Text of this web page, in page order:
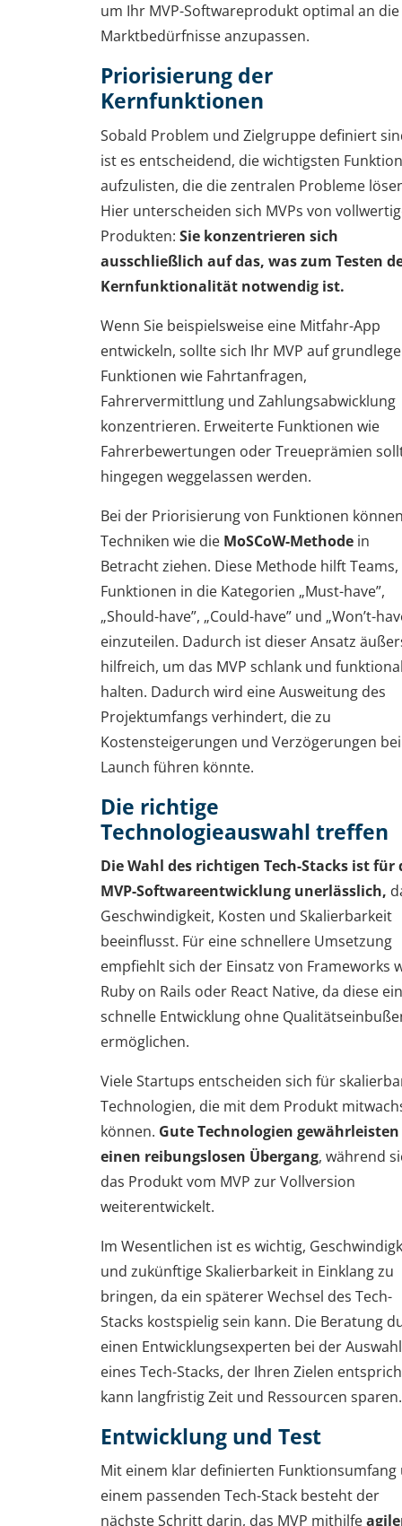
um Ihr MVP-Softwareprodukt optimal an die
Marktbedürfnisse anzupassen.
Priorisierung der
Kernfunktionen
Sobald Problem und Zielgruppe definiert
ist es entscheidend, die wichtigsten
aufzulisten, die die zentralen Probleme
Hier unterscheiden sich MVPs von
Produkten: Sie konzentrieren sich
ausschließlich auf das, was zum Testen
Kernfunktionalität notwendig ist.
Wenn Sie beispielsweise eine Mitfahr-App
entwickeln, sollte sich Ihr MVP auf
Funktionen wie Fahrtanfragen,
Fahrervermittlung und Zahlungsabwicklung
konzentrieren. Erweiterte Funktionen wie
Fahrerbewertungen oder Treueprämien
hingegen weggelassen werden.
Bei der Priorisierung von Funktionen
Techniken wie die MoSCoW-Methode in
Betracht ziehen. Diese Methode hilft Teams,
Funktionen in die Kategorien „Must-have”,
„Should-have”, „Could-have” und „Won’t-
einzuteilen. Dadurch ist dieser Ansatz
hilfreich, um das MVP schlank und
halten. Dadurch wird eine Ausweitung des
Projektumfangs verhindert, die zu
Kostensteigerungen und Verzögerungen
Launch führen könnte.
Die richtige
Technologieauswahl treffen
Die Wahl des richtigen Tech-Stacks ist für
MVP-Softwareentwicklung unerlässlich,
Geschwindigkeit, Kosten und Skalierbarkeit
beeinflusst. Für eine schnellere Umsetzung
empfiehlt sich der Einsatz von Frameworks
Ruby on Rails oder React Native, da diese
schnelle Entwicklung ohne
ermöglichen.
Viele Startups entscheiden sich für
Technologien, die mit dem Produkt
können. Gute Technologien gewährleisten
einen reibungslosen Übergang, während
das Produkt vom MVP zur Vollversion
weiterentwickelt.
Im Wesentlichen ist es wichtig,
und zukünftige Skalierbarkeit in Einklang zu
bringen, da ein späterer Wechsel des Tech-
Stacks kostspielig sein kann. Die Beratung
einen Entwicklungsexperten bei der Auswahl
eines Tech-Stacks, der Ihren Zielen
kann langfristig Zeit und Ressourcen sparen.
Entwicklung und Test
Mit einem klar definierten Funktionsumfang
einem passenden Tech-Stack besteht der
nächste Schritt darin, das MVP mithilfe